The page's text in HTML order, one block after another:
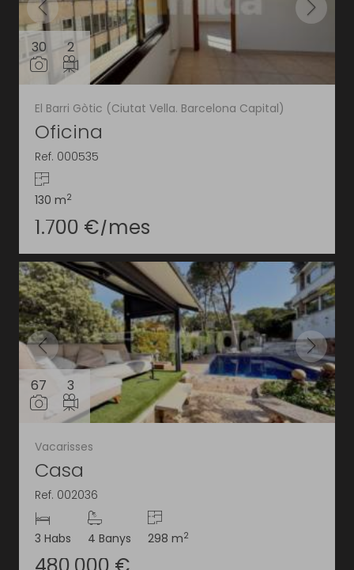
30 2
El Barri Gòtic (Ciutat Vella. Barcelona Capital)
Oficina
Ref. 000535
130 m2
1.700 €/mes
67 3
Vacarisses
Casa
Ref. 002036
3 Habs 4 Banys 298 m2